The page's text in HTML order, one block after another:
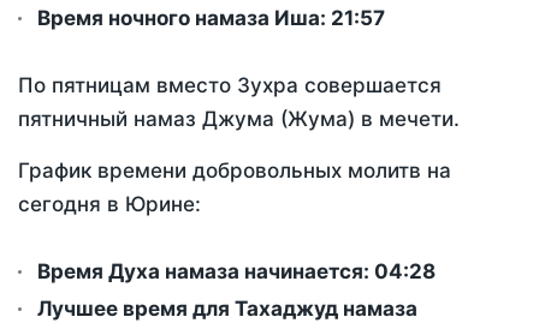
Время ночного намаза Иша: 21:57
По пятницам вместо Зухра совершается
пятничный намаз Джума (Жума) в мечети.
График времени добровольных молитв на
сегодня в Юрине:
Время Духа намаза начинается: 04:28
Лучшее время для Тахаджуд намаза